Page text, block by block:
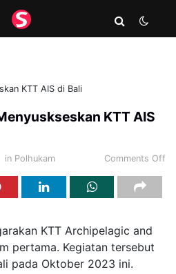
KTT AIS di Bali
KTT AIS
in Polhukam Comments Off
KTT Archipelagic and
pertama. Kegiatan tersebut
pada Oktober 2023 ini.